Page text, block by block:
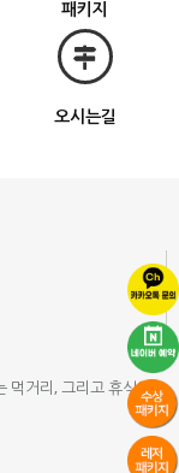
패키지
오시는길
먹거리, 그리고 휴식이